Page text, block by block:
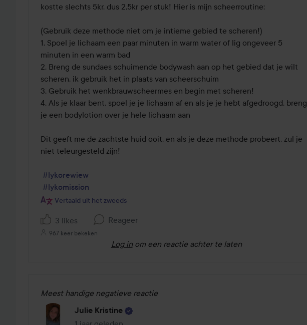
kostte slechts 5kr, dus 2,5kr per stuk! Hier is mijn scheerroutine:
(Gebruik deze methode niet om je intieme gebied te scheren!)
1. Spoel je lichaam een paar minuten in warm water of lig ongeveer 5
minuten in een warm bad
2. Breng de sundaes schuimende bodywash aan op het gebied dat je wilt
scheren, ik gebruik het in plaats van scheerschuim
3. Gebruik het wenkbrauwscheermes en begin met scheren!
4. Als je klaar bent, spoel je je lichaam af en als je je hebt afgedroogd, breng
je een bodylotion over je hele lichaam aan
Dit geeft me de zachtste huid ooit, en als je deze methode probeert, zul je
niet teleurgesteld zijn!
#lykorewiew
#lykomission
Vertaald uit het zweeds
3 likes Reageer
967 keer bekeken
Log in om een reactie achter te laten
Meest handige negatieve reactie
Julie Kristine